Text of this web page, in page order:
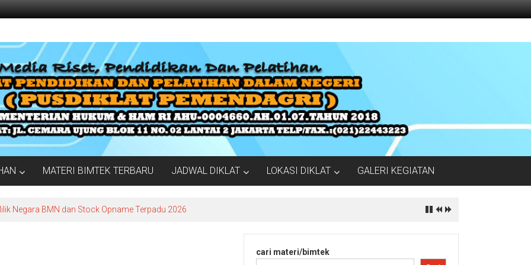
MATERI BIMTEK TERBARU JADWAL DIKLAT LOKASI DIKLAT GALERI KEGIATAN
Negara BMN dan Stock Opname Terpadu 2026
cari materi/bimtek